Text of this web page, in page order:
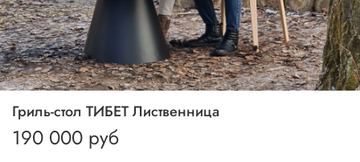
Гриль-стол ТИБЕТ Лиственница
190 000 руб